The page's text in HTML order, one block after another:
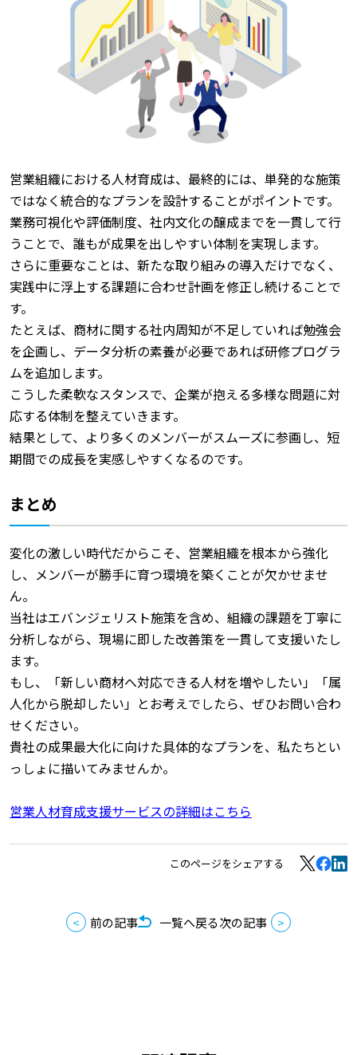
営業組織における人材育成は、最終的には、単発的な施策
ではなく統合的なプランを設計することがポイントです。
業務可視化や評価制度、社内文化の醸成までを一貫して行
うことで、誰もが成果を出しやすい体制を実現します。
さらに重要なことは、新たな取り組みの導入だけでなく、
実践中に浮上する課題に合わせ計画を修正し続けることで
す。
たとえば、商材に関する社内周知が不足していれば勉強会
を企画し、データ分析の素養が必要であれば研修プログラ
ムを追加します。
こうした柔軟なスタンスで、企業が抱える多様な問題に対
応する体制を整えていきます。
結果として、より多くのメンバーがスムーズに参画し、短
期間での成長を実感しやすくなるのです。
まとめ
変化の激しい時代だからこそ、営業組織を根本から強化
し、メンバーが勝手に育つ環境を築くことが欠かせませ
ん。
当社はエバンジェリスト施策を含め、組織の課題を丁寧に
分析しながら、現場に即した改善策を一貫して支援いたし
ます。
もし、「新しい商材へ対応できる人材を増やしたい」「属
人化から脱却したい」とお考えでしたら、ぜひお問い合わ
せください。
貴社の成果最大化に向けた具体的なプランを、私たちとい
っしょに描いてみませんか。
営業人材育成支援サービスの詳細はこちら
このページをシェアする
前の記事 一覧へ戻る次の記事